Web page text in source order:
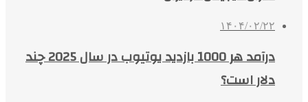
۱۴۰۴/۰۲/۲۲
درآمد هر 1000 بازدید یوتیوب در سال 2025 چند
دلار است؟